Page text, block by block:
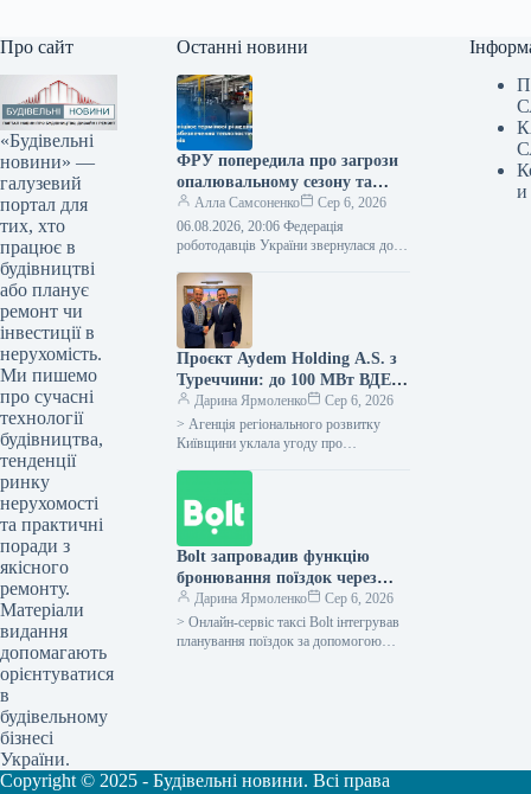
Про сайт
«Будівельні
новини» —
галузевий
портал для
тих, хто
працює в
будівництві
або планує
ремонт чи
інвестиції в
нерухомість.
Ми пишемо
про сучасні
технології
будівництва,
тенденції
ринку
нерухомості
та практичні
поради з
якісного
ремонту.
Матеріали
видання
допомагають
орієнтуватися
в
будівельному
бізнесі
України.
Останні новини
ФРУ попередила про загрози
опалювальному сезону та
звернулася до уряду
Алла Самсоненко
Сер 6, 2026
06.08.2026, 20:06 Федерація
роботодавців України звернулася до
Корецького з проханням вжити
негайних кроків задля забезпечення
вчасного впровадження…
Проєкт Aydem Holding A.S. з
Туреччини: до 100 МВт ВДЕ у
Київщині, підтверджено
меморандумом
Дарина Ярмоленко
Сер 6, 2026
> Агенція регіонального розвитку
Київщини уклала угоду про
інвесторів у сфері…
Bolt запровадив функцію
бронювання поїздок через
ChatGPT у всіх країнах, де
компанія працює
Дарина Ярмоленко
Сер 6, 2026
> Онлайн-сервіс таксі Bolt інтегрував
планування поїздок за допомогою
и
Copyright © 2025 - Будівельні новини. Всі права